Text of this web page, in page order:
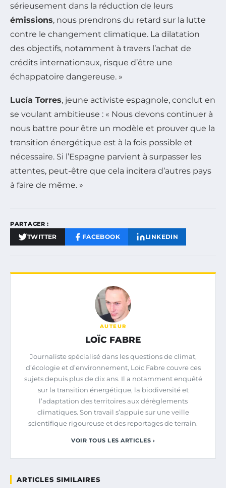
sérieusement dans la réduction de leurs
émissions, nous prendrons du retard sur la lutte
contre le changement climatique. La dilatation
des objectifs, notamment à travers l’achat de
crédits internationaux, risque d’être une
échappatoire dangereuse. »
Lucía Torres, jeune activiste espagnole, conclut en
se voulant ambitieuse : « Nous devons continuer à
nous battre pour être un modèle et prouver que la
transition énergétique est à la fois possible et
nécessaire. Si l’Espagne parvient à surpasser les
attentes, peut-être que cela incitera d’autres pays
à faire de même. »
PARTAGER :
TWITTER FACEBOOK LINKEDIN
AUTEUR
LOÏC FABRE
Journaliste spécialisé dans les questions de climat,
d’écologie et d’environnement, Loïc Fabre couvre ces
sujets depuis plus de dix ans. Il a notamment enquêté
sur la transition énergétique, la biodiversité et
l’adaptation des territoires aux dérèglements
climatiques. Son travail s’appuie sur une veille
scientifique rigoureuse et des reportages de terrain.
VOIR TOUS LES ARTICLES ›
ARTICLES SIMILAIRES